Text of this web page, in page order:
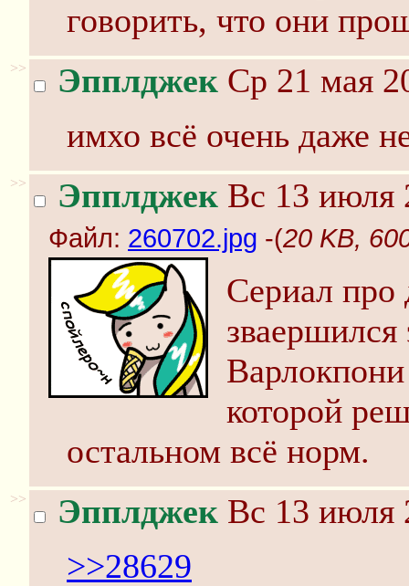
говорить, что они
>> Эпплджек Ср 21 мая
имхо всё очень даже
>> Эпплджек Вс 13 июля
Файл: 260702.jpg -(20 KB,
Сериал
которой
остальном всё норм.
>> Эпплджек Вс 13 июля
>>28629